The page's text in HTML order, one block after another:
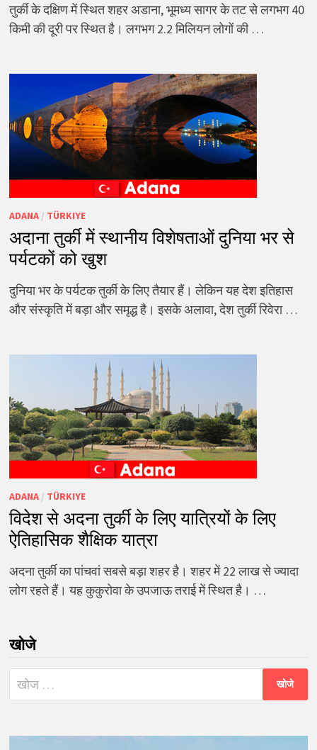
तुर्की के दक्षिण में स्थित शहर अडाना, भूमध्य सागर के तट से लगभग 40
किमी की दूरी पर स्थित है। लगभग 2.2 मिलियन लोगों की …
ADANA/ TÜRKIYE
अदाना तुर्की में स्थानीय विशेषताओं दुनिया भर से
पर्यटकों को खुश
दुनिया भर के पर्यटक तुर्की के लिए तैयार हैं। लेकिन यह देश इतिहास
और संस्कृति में बड़ा और समृद्ध है। इसके अलावा, देश तुर्की रिवेरा …
ADANA/ TÜRKIYE
विदेश से अदना तुर्की के लिए यात्रियों के लिए
ऐतिहासिक शैक्षिक यात्रा
अदना तुर्की का पांचवां सबसे बड़ा शहर है। शहर में 22 लाख से ज्यादा
लोग रहते हैं। यह कुकुरोवा के उपजाऊ तराई में स्थित है। …
खोजे
निम्न
को